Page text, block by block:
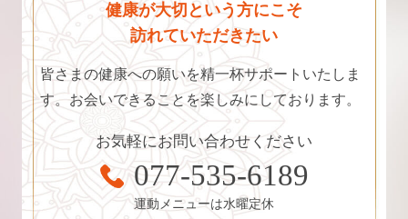
健康が大切という方にこそ
訪れていただきたい
皆さまの健康への願いを精一杯サポートいたしま
す。お会いできることを楽しみにしております。
お気軽にお問い合わせください
077-535-6189
運動メニューは水曜定休